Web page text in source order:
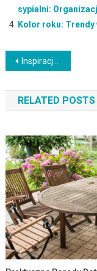
sypialni:
Kolor roku: Trendy
Nawigacja
wpisu
Inspiracje w stylu vintage: Odkryj urok retro w swoim domu
RELATED POSTS